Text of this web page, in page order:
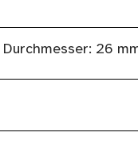
Durchmesser: 26